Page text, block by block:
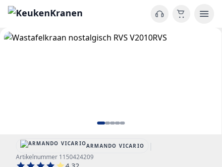
ARMANDO VICARIO |
Artikelnummer 1150424209